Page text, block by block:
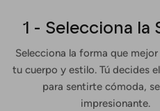
1 - Selecciona la
Selecciona la forma que
tu cuerpo y estilo. Tú decides
para sentirte cómoda,
impresionante.